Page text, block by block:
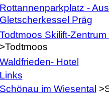
Rottannenparkplatz -
Präg
Todtmoos Skilift-
>Todtmoos
Waldfrieden- Hotel
Links
Schönau im Wiesental